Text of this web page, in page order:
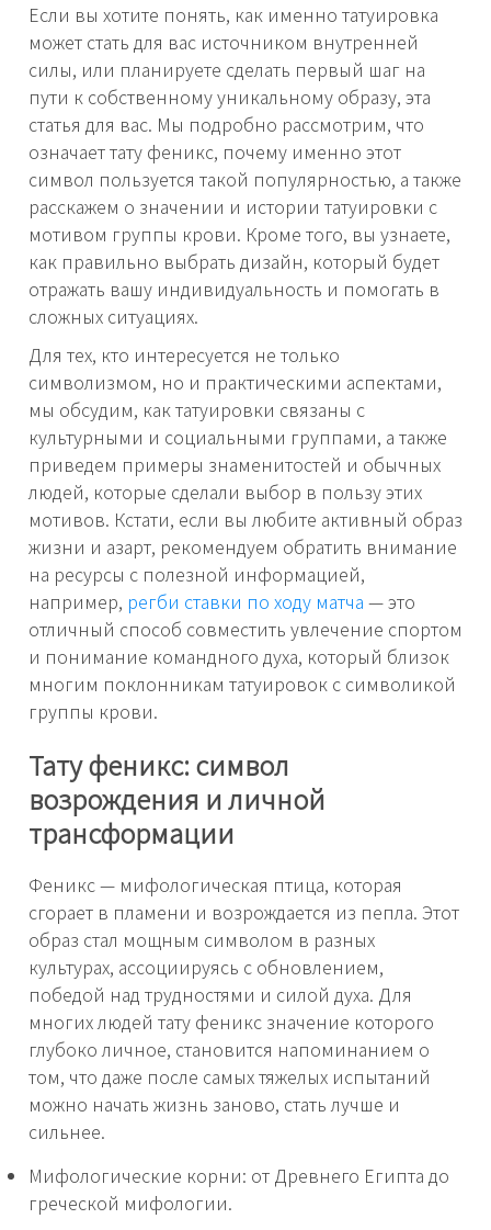
Если вы хотите понять, как именно татуировка
может стать для вас источником внутренней
силы, или планируете сделать первый шаг на
пути к собственному уникальному образу, эта
статья для вас. Мы подробно рассмотрим, что
означает тату феникс, почему именно этот
символ пользуется такой популярностью, а также
расскажем о значении и истории татуировки с
мотивом группы крови. Кроме того, вы узнаете,
как правильно выбрать дизайн, который будет
отражать вашу индивидуальность и помогать в
сложных ситуациях.
Для тех, кто интересуется не только
символизмом, но и практическими аспектами,
мы обсудим, как татуировки связаны с
культурными и социальными группами, а также
приведем примеры знаменитостей и обычных
людей, которые сделали выбор в пользу этих
мотивов. Кстати, если вы любите активный образ
жизни и азарт, рекомендуем обратить внимание
на ресурсы с полезной информацией,
например, регби ставки по ходу матча — это
отличный способ совместить увлечение спортом
и понимание командного духа, который близок
многим поклонникам татуировок с символикой
группы крови.
Тату феникс: символ
возрождения и личной
трансформации
Феникс — мифологическая птица, которая
сгорает в пламени и возрождается из пепла. Этот
образ стал мощным символом в разных
культурах, ассоциируясь с обновлением,
победой над трудностями и силой духа. Для
многих людей тату феникс значение которого
глубоко личное, становится напоминанием о
том, что даже после самых тяжелых испытаний
можно начать жизнь заново, стать лучше и
сильнее.
Мифологические корни: от Древнего Египта до
греческой мифологии.